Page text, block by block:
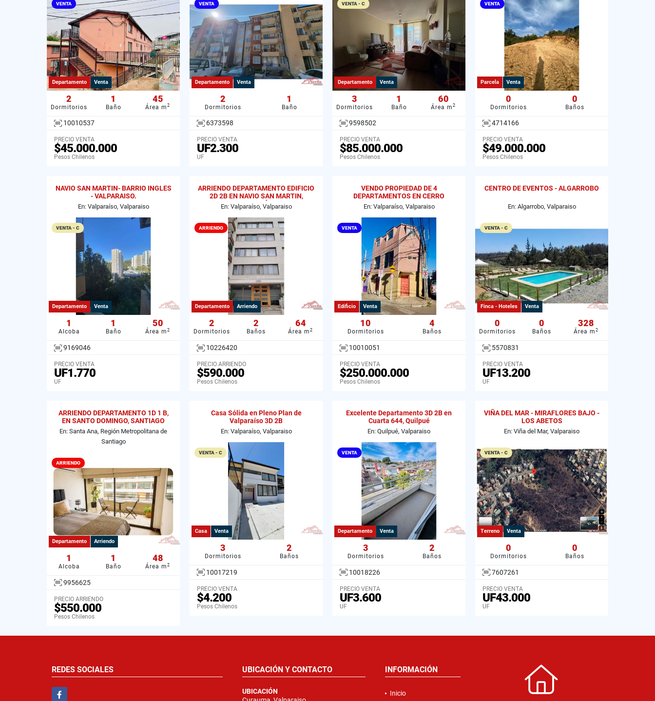
VENTA
Departamento Venta
2
Dormitorios
1
Baño
45
Área m 2
10010537
PRECIO VENTA
$45.000.000
Pesos Chilenos
VENTA
Departamento Venta
2
Dormitorios
1
Baño
6373598
PRECIO VENTA
UF2.300
UF
VENTA - C
Departamento Venta
3
Dormitorios
1
Baño
60
Área m 2
9598502
PRECIO VENTA
$85.000.000
Pesos Chilenos
VENTA
Parcela Venta
0
Dormitorios
0
Baños
4714166
PRECIO VENTA
$49.000.000
Pesos Chilenos
NAVIO SAN MARTIN- BARRIO INGLES
- VALPARAISO.
En: Valparaíso, Valparaiso
VENTA - C
Departamento Venta
1
Alcoba
1
Baño
50
Área m 2
9169046
PRECIO VENTA
UF1.770
UF
ARRIENDO DEPARTAMENTO EDIFICIO
2D 2B EN NAVIO SAN MARTIN,
VALPARAÍSO
En: Valparaíso, Valparaiso
ARRIENDO
Departamento Arriendo
2
Dormitorios
2
Baños
64
Área m 2
10226420
PRECIO ARRIENDO
$590.000
Pesos Chilenos
VENDO PROPIEDAD DE 4
DEPARTAMENTOS EN CERRO
MESILLA, VALPARAISO
En: Valparaíso, Valparaiso
VENTA
Edificio Venta
10
Dormitorios
4
Baños
10010051
PRECIO VENTA
$250.000.000
Pesos Chilenos
CENTRO DE EVENTOS - ALGARROBO
En: Algarrobo, Valparaiso
VENTA - C
Finca - Hoteles Venta
0
Dormitorios
0
Baños
328
Área m 2
5570831
PRECIO VENTA
UF13.200
UF
ARRIENDO DEPARTAMENTO 1D 1 B,
EN SANTO DOMINGO, SANTIAGO
En: Santa Ana, Región Metropolitana de
Santiago
ARRIENDO
Departamento Arriendo
1
Alcoba
1
Baño
48
Área m 2
9956625
PRECIO ARRIENDO
$550.000
Pesos Chilenos
Casa Sólida en Pleno Plan de
Valparaíso 3D 2B
En: Valparaíso, Valparaiso
VENTA - C
Casa Venta
3
Dormitorios
2
Baños
10017219
PRECIO VENTA
$4.200
Pesos Chilenos
Excelente Departamento 3D 2B en
Cuarta 644, Quilpué
En: Quilpué, Valparaiso
VENTA
Departamento Venta
3
Dormitorios
2
Baños
10018226
PRECIO VENTA
UF3.600
UF
VIÑA DEL MAR - MIRAFLORES BAJO -
LOS ABETOS
En: Viña del Mar, Valparaiso
VENTA - C
Terreno Venta
0
Dormitorios
0
Baños
7607261
PRECIO VENTA
UF43.000
UF
REDES SOCIALES
Facebook
UBICACIÓN Y CONTACTO
UBICACIÓN
INFORMACIÓN
Inicio